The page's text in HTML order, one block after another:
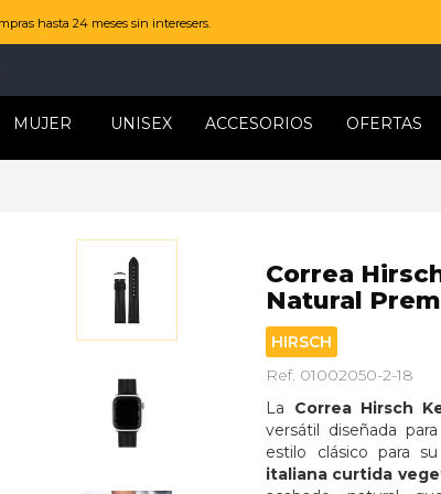
hasta 24 meses sin interesers.
MUJER UNISEX ACCESORIOS OFERTAS
Correa
Natural
HIRSCH
Ref. 01002050-2-18
La Correa Hirsch
versátil diseñada
estilo clásico para
italiana curtida